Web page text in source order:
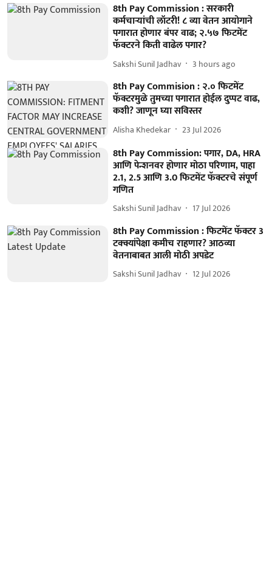
8th Pay Commission : सरकारी
कर्मचाऱ्यांची लॉटरी! ८ व्या वेतन आयोगाने
पगारात होणार बंपर वाढ; २.५७ फिटमेंट
फॅक्टरने किती वाढेल पगार?
Sakshi Sunil Jadhav 3 hours ago
8th Pay Commision : २.० फिटमेंट
फॅक्टरमुळे तुमच्या पगारात होईल दुप्पट वाढ,
कशी? जाणून घ्या सविस्तर
Alisha Khedekar 23 Jul 2026
8th Pay Commission: पगार, DA, HRA
आणि पेन्शनवर होणार मोठा परिणाम, पाहा
2.1, 2.5 आणि 3.0 फिटमेंट फॅक्टरचे संपूर्ण
गणित
Sakshi Sunil Jadhav 17 Jul 2026
8th Pay Commission : फिटमेंट फॅक्टर 3
टक्क्यांपेक्षा कमीच राहणार? आठव्या
वेतनाबाबत आली मोठी अपडेट
Sakshi Sunil Jadhav 12 Jul 2026